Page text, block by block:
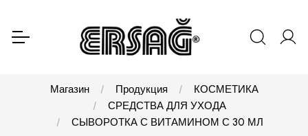
Магазин Продукция
КОСМЕТИКА
СРЕДСТВА ДЛЯ УХОДА
СЫВОРОТКА С ВИТАМИНОМ С 30 МЛ